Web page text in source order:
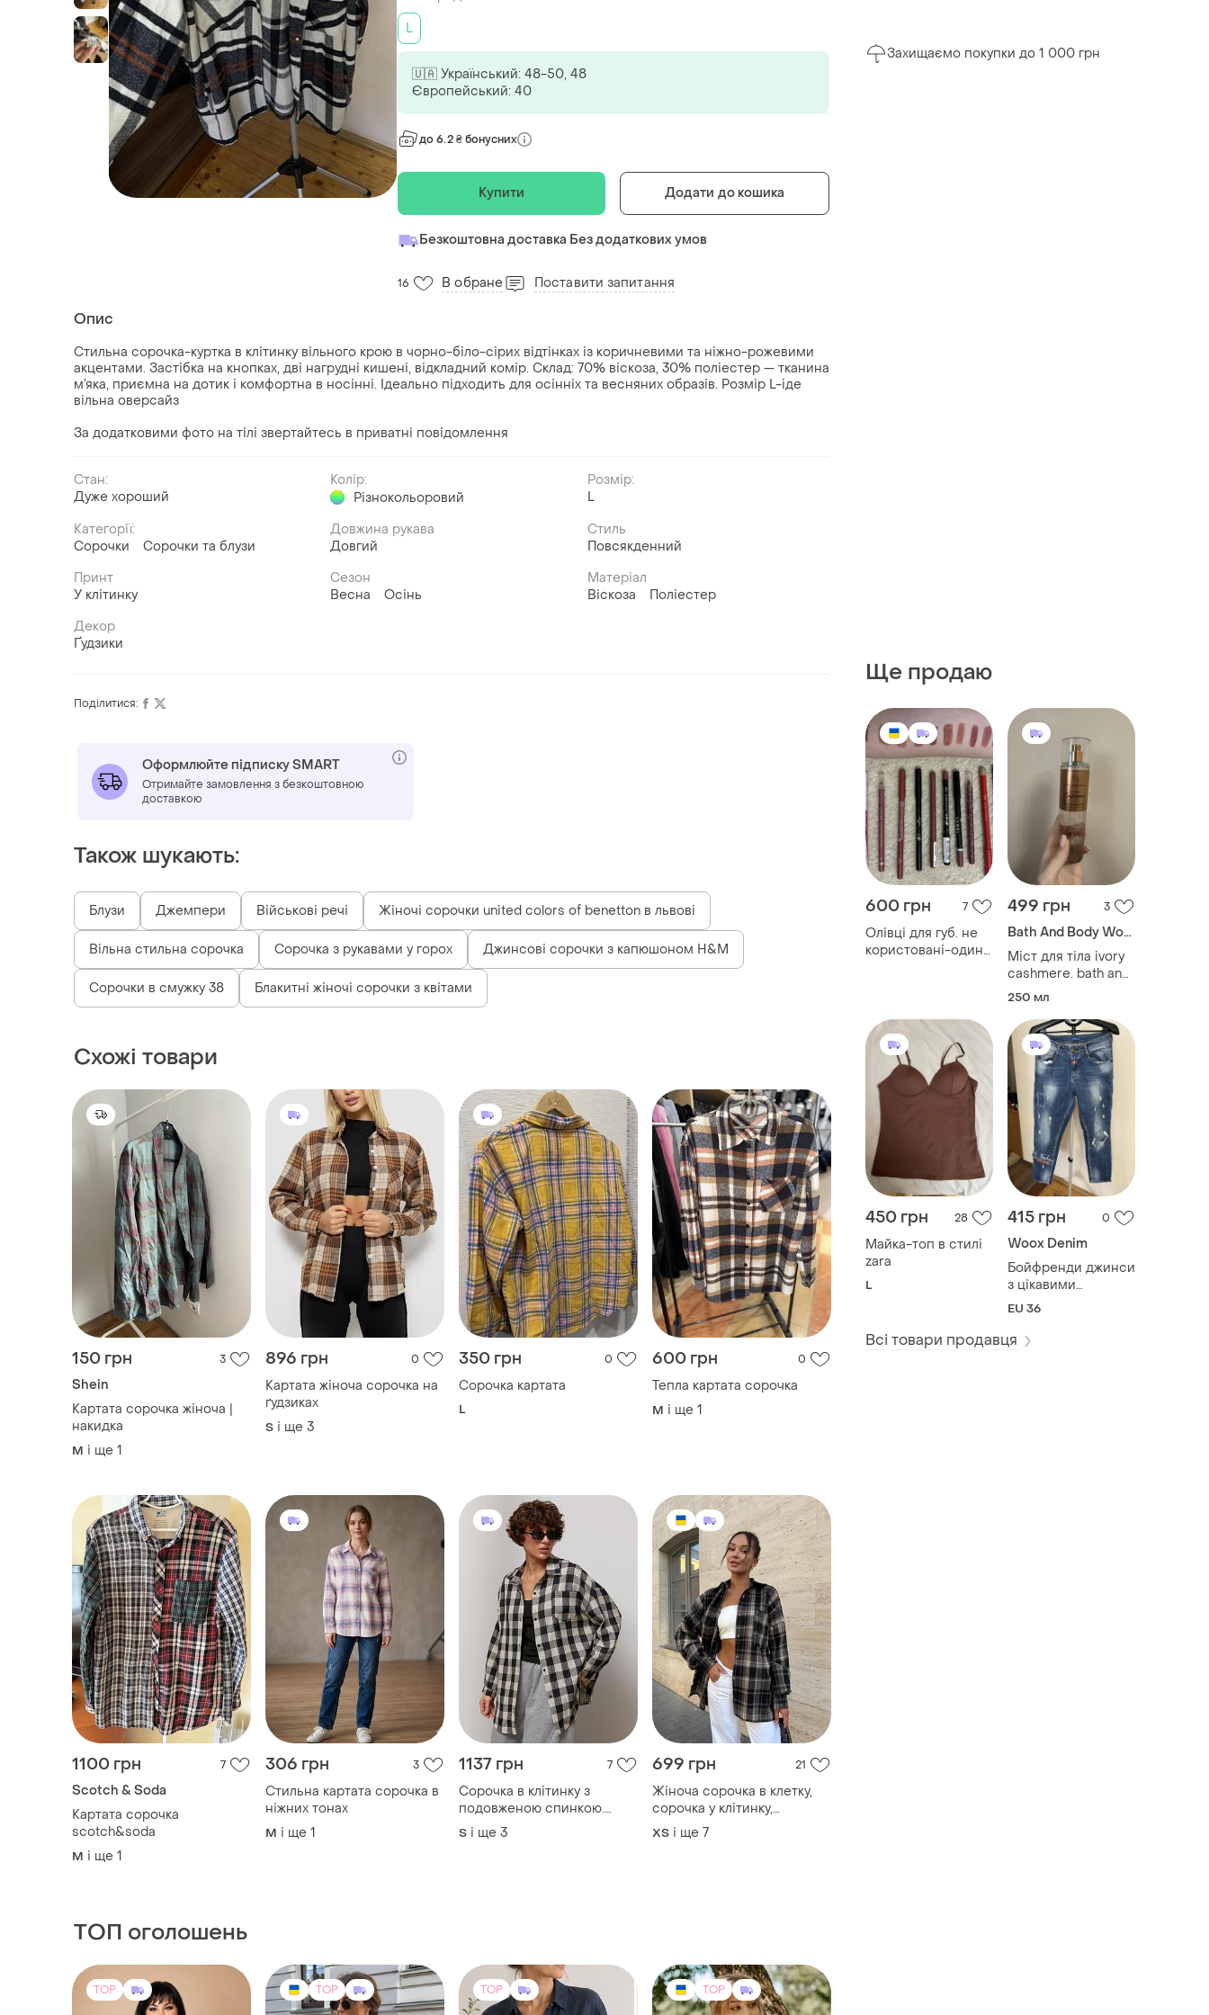
L
🇺🇦 Український: 48-50, 48
Європейський: 40
до 6.2 ₴ бонусних
Купити Додати до кошика
Безкоштовна доставка Без додаткових умов
16 В обране Поставити запитання
Опис
Стильна сорочка-куртка в клітинку вільного крою в чорно-біло-сірих відтінках із коричневими та ніжно-рожевими
акцентами. Застібка на кнопках, дві нагрудні кишені, відкладний комір. Склад: 70% віскоза, 30% поліестер — тканина
м’яка, приємна на дотик і комфортна в носінні. Ідеально підходить для осінніх та весняних образів. Розмір L-іде
вільна оверсайз
За додатковими фото на тілі звертайтесь в приватні повідомлення
Стан:
Дуже хороший
Колір:
Різнокольоровий
Розмір:
L
Категорії:
Сорочки
Сорочки та блузи
Довжина рукава
Довгий
Стиль
Повсякденний
Принт
У клітинку
Сезон
Весна
Осінь
Матеріал
Віскоза
Поліестер
Декор
Ґудзики
Захищаємо покупки до 1 000 грн
Ще продаю
600 грн 7
Олівці для губ. не
користовані-один
499 грн 3
Bath And Body Works
Міст для тіла ivory
cashmere. bath and
body works
250 мл
450 грн 28
Майка-топ в стилі
zara
L
415 грн 0
Woox Denim
Бойфренди джинси
з цікавими
акцентами. woox
EU 36
Всі товари продавця
Поділитися:
Оформлюйте підписку SMART
Отримайте замовлення з безкоштовною
доставкою
Також шукають:
Блузи Джемпери Військові речі Жіночі сорочки united colors of benetton в львові
Вільна стильна сорочка Сорочка з рукавами у горох Джинсові сорочки з капюшоном H&M
Сорочки в смужку 38 Блакитні жіночі сорочки з квітами
Схожі товари
150 грн 3
Shein
Картата сорочка жіноча |
накидка
M і ще 1
896 грн 0
Картата жіноча сорочка на
ґудзиках
S і ще 3
350 грн 0
Сорочка картата
L
600 грн 0
Тепла картата сорочка
M і ще 1
1100 грн 7
Scotch & Soda
Картата сорочка
scotch&soda
M і ще 1
306 грн 3
Стильна картата сорочка в
ніжних тонах
M і ще 1
1137 грн 7
Сорочка в клітинку з
подовженою спинкою.
картата сорочка оверсайз
на ґудзиках
S і ще 3
699 грн 21
Жіноча сорочка в клетку,
сорочка у клітинку,
трендова сорочка, жіноча
рубашка у клітинку, рубашка
ХS і ще 7
ТОП оголошень
TOP TOP TOP TOP